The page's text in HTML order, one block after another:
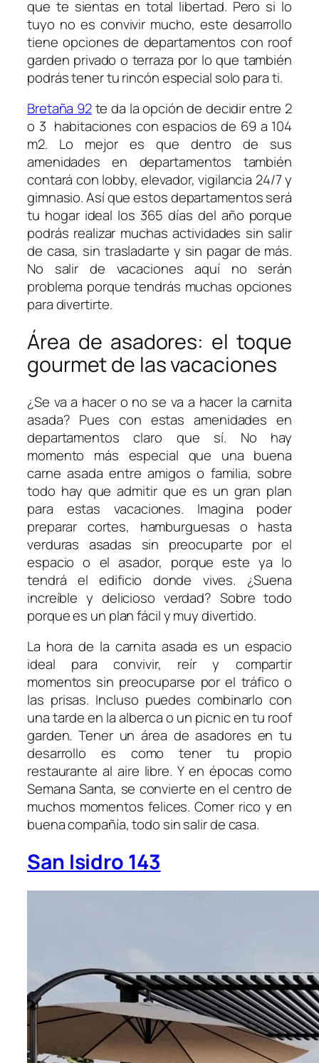
que te sientas en total libertad. Pero si lo
tuyo no es convivir mucho, este desarrollo
tiene opciones de departamentos con roof
garden privado o terraza por lo que también
podrás tener tu rincón especial solo para ti.
Bretaña 92te da la opción de decidir entre 2
o 3 habitaciones con espacios de 69 a 104
m2. Lo mejor es que dentro de sus
amenidades en departamentos también
contará con lobby, elevador, vigilancia 24/7 y
gimnasio. Así que estos departamentos será
tu hogar ideal los 365 días del año porque
podrás realizar muchas actividades sin salir
de casa, sin trasladarte y sin pagar de más.
No salir de vacaciones aquí no serán
problema porque tendrás muchas opciones
para divertirte.
Área de asadores: el toque
gourmet de las vacaciones
¿Se va a hacer o no se va a hacer la carnita
asada? Pues con estas amenidades en
departamentos claro que sí. No hay
momento más especial que una buena
carne asada entre amigos o familia, sobre
todo hay que admitir que es un gran plan
para estas vacaciones. Imagina poder
preparar cortes, hamburguesas o hasta
verduras asadas sin preocuparte por el
espacio o el asador, porque este ya lo
tendrá el edificio donde vives. ¿Suena
increíble y delicioso verdad? Sobre todo
porque es un plan fácil y muy divertido.
La hora de la carnita asada es un espacio
ideal para convivir, reír y compartir
momentos sin preocuparse por el tráfico o
las prisas. Incluso puedes combinarlo con
una tarde en la alberca o un picnic en tu roof
garden. Tener un área de asadores en tu
desarrollo es como tener tu propio
restaurante al aire libre. Y en épocas como
Semana Santa, se convierte en el centro de
muchos momentos felices. Comer rico y en
buena compañía, todo sin salir de casa.
San Isidro 143